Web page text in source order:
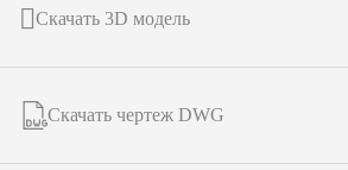
Скачать 3D модель
Скачать чертеж DWG